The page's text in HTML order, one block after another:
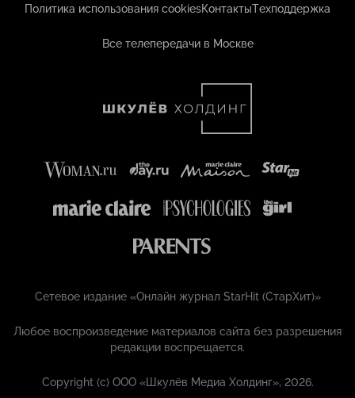
Политика использования cookiesКонтактыТехподдержка
Все телепередачи в Москве
Сетевое издание «Онлайн журнал StarHit (СтарХит)»
Любое воспроизведение материалов сайта без разрешения
редакции воспрещается.
Copyright (с) ООО «Шкулёв Медиа Холдинг», 2026.